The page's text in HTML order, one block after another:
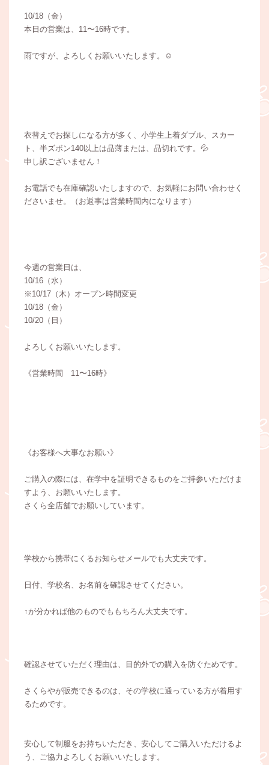
10/18（金）
本日の営業は、11〜16時です。
雨ですが、よろしくお願いいたします。☺
衣替えでお探しになる方が多く、小学生上着ダブル、スカー
ト、半ズボン140以上は品薄または、品切れです。💦
申し訳ございません！
お電話でも在庫確認いたしますので、お気軽にお問い合わせく
ださいませ。（お返事は営業時間内になります）
今週の営業日は、
10/16（水）
※10/17（木）オープン時間変更
10/18（金）
10/20（日）
よろしくお願いいたします。
《営業時間 11〜16時》
《お客様へ大事なお願い》
ご購入の際には、在学中を証明できるものをご持参いただけま
すよう、お願いいたします。
さくら全店舗でお願いしています。
学校から携帯にくるお知らせメールでも大丈夫です。
日付、学校名、お名前を確認させてください。
↑が分かれば他のものでももちろん大丈夫です。
確認させていただく理由は、目的外での購入を防ぐためです。
さくらやが販売できるのは、その学校に通っている方が着用す
るためです。
安心して制服をお持ちいただき、安心してご購入いただけるよ
う、ご協力よろしくお願いいたします。